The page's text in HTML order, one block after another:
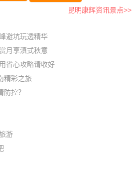
昆明康辉资讯景点>>
避坑玩透精华
月享滇式秋意
省心攻略请收好
精彩之旅
控？
游